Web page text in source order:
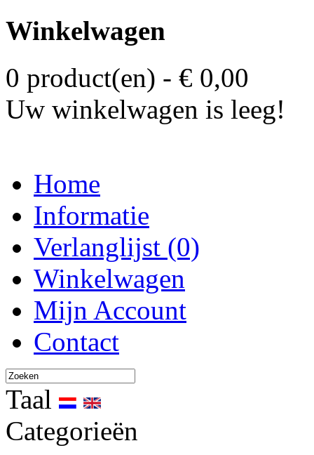
Winkelwagen
0 product(en) - € 0,00
Uw winkelwagen is leeg!
Home
Informatie
Verlanglijst (0)
Winkelwagen
Mijn Account
Contact
Taal
Categorieën